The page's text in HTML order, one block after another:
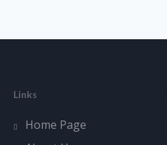
Links
Home Page